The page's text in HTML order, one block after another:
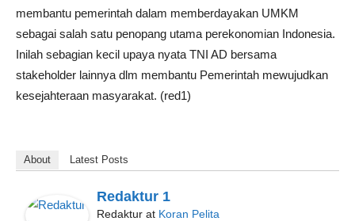
membantu pemerintah dalam memberdayakan UMKM
sebagai salah satu penopang utama perekonomian Indonesia.
Inilah sebagian kecil upaya nyata TNI AD bersama
stakeholder lainnya dlm membantu Pemerintah mewujudkan
kesejahteraan masyarakat. (red1)
About Latest Posts
Redaktur 1
Redaktur at Koran Pelita